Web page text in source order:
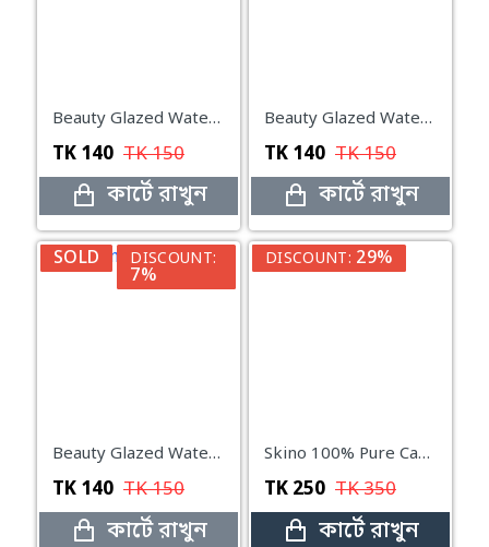
Beauty Glazed Water Jelly Tint Stick-101
TK 140 TK150
কার্টে রাখুন
Beauty Glazed Water Jelly Tint Stick-103
TK 140 TK150
কার্টে রাখুন
SOLD DISCOUNT:
7%
Beauty Glazed Water Jelly Tint Stick-104
TK 140 TK150
কার্টে রাখুন
DISCOUNT: 29%
Skino 100% Pure Castor Oil-100ml
TK 250 TK350
কার্টে রাখুন